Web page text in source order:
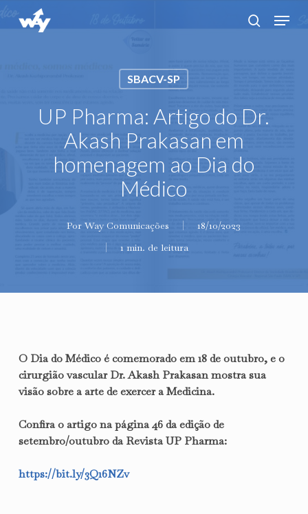
Skip
to
search
Menu
SBACV-SP
UP Pharma: Artigo do Dr.
Akash Prakasan em
homenagem ao Dia do
Médico
Por Way Comunicações
18/10/2023
1 min. de leitura
O Dia do Médico é comemorado em 18 de outubro, e o
cirurgião vascular Dr. Akash Prakasan mostra sua
visão sobre a arte de exercer a Medicina.
Confira o artigo na página 46 da edição de
setembro/outubro da Revista UP Pharma:
https://bit.ly/3Q16NZv